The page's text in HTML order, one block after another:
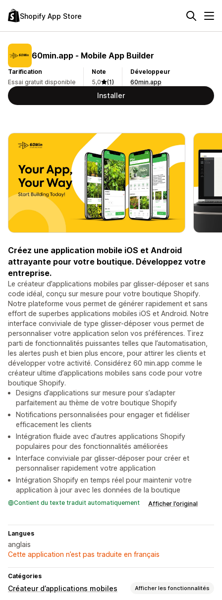
Shopify App Store
60min.app ‑ Mobile App Builder
Tarification
Essai gratuit disponible
Note
5,0
(1)
Développeur
60min.app
Installer
Créez une application mobile iOS et Android
attrayante pour votre boutique. Développez votre
entreprise.
Le créateur d’applications mobiles par glisser-déposer et sans
code idéal, conçu sur mesure pour votre boutique Shopify.
Notre plateforme vous permet de générer rapidement et sans
effort de superbes applications mobiles iOS et Android. Notre
interface conviviale de type glisser-déposer vous permet de
personnaliser votre application selon vos préférences. Tirez
parti de fonctionnalités puissantes telles que l’automatisation,
les alertes push et bien plus encore, pour attirer les clients et
développer votre activité. Considérez 60 min.app comme le
créateur ultime d’applications mobiles sans code pour votre
boutique Shopify.
Designs d’applications sur mesure pour s’adapter
parfaitement au thème de votre boutique Shopify
Notifications personnalisées pour engager et fidéliser
efficacement les clients
Intégration fluide avec d’autres applications Shopify
populaires pour des fonctionnalités améliorées
Interface conviviale par glisser-déposer pour créer et
personnaliser rapidement votre application
Intégration Shopify en temps réel pour maintenir votre
application à jour avec les données de la boutique
Contient du texte traduit automatiquement Afficher l’original
Langues
anglais
Cette application n’est pas traduite en français
Catégories
Créateur d’applications mobiles Afficher les fonctionnalités